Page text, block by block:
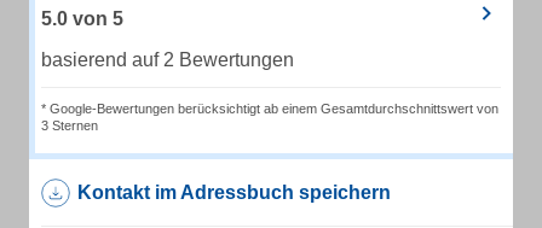
5.0 von 5
basierend auf 2 Bewertungen
* Google-Bewertungen berücksichtigt ab einem Gesamtdurchschnittswert von
3 Sternen
Kontakt im Adressbuch speichern